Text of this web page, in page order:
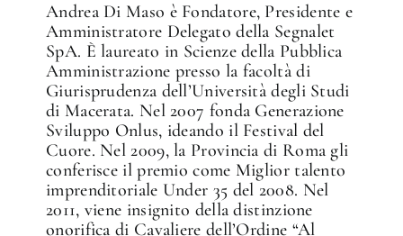
Andrea Di Maso è Fondatore, Presidente e
Amministratore Delegato della Segnalet
SpA. È laureato in Scienze della Pubblica
Amministrazione presso la facoltà di
Giurisprudenza dell’Università degli Studi
di Macerata. Nel 2007 fonda Generazione
Sviluppo Onlus, ideando il Festival del
Cuore. Nel 2009, la Provincia di Roma gli
conferisce il premio come Miglior talento
imprenditoriale Under 35 del 2008. Nel
2011, viene insignito della distinzione
onorifica di Cavaliere dell’Ordine “Al